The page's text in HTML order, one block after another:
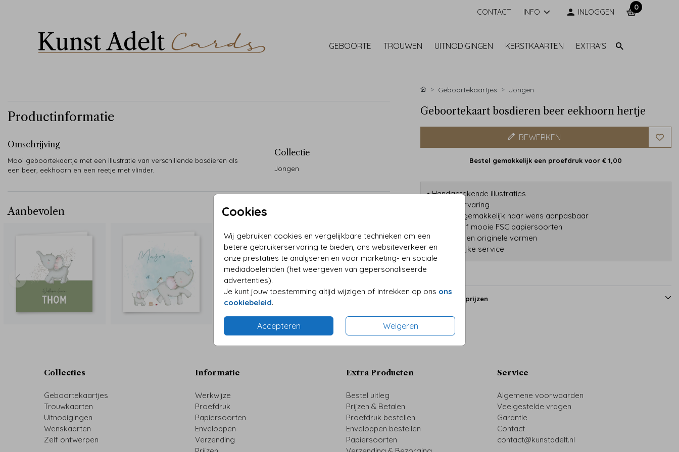
CONTACT INFO INLOGGEN
0
GEBOORTE TROUWEN UITNODIGINGEN KERSTKAARTEN EXTRA'S
Cookies
Wij gebruiken cookies en vergelijkbare technieken om een
betere gebruikerservaring te bieden, ons websiteverkeer en
onze prestaties te analyseren en voor marketing- en sociale
mediadoeleinden (het weergeven van gepersonaliseerde
advertenties).
Je kunt jouw toestemming altijd wijzigen of intrekken op ons ons
cookiebeleid.
Accepteren Weigeren
Productinformatie
Omschrijving
Mooi geboortekaartje met een illustratie van verschillende bosdieren als
een beer, eekhoorn en een reetje met vlinder.
Collectie
Jongen
Aanbevolen
Geboortekaartjes Jongen
Geboortekaart bosdieren beer eekhoorn hertje
BEWERKEN
Bestel gemakkelijk een proefdruk voor€ 1,00
• Handgetekende illustraties
• 90 jaar ervaring
• Designs gemakkelijk naar wens aanpasbaar
• Kwalitatief mooie FSC papiersoorten
• Foliedruk en originele vormen
• Persoonlijke service
Formaten en prijzen
Collecties
Geboortekaartjes
Trouwkaarten
Uitnodigingen
Wenskaarten
Zelf ontwerpen
Informatie
Werkwijze
Proefdruk
Papiersoorten
Enveloppen
Verzending
Extra Producten
Bestel uitleg
Prijzen & Betalen
Proefdruk bestellen
Enveloppen bestellen
Papiersoorten
Service
Algemene voorwaarden
Veelgestelde vragen
Garantie
Contact
contact@kunstadelt.nl